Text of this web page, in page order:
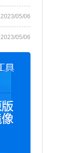
2023/05/06
2023/05/06